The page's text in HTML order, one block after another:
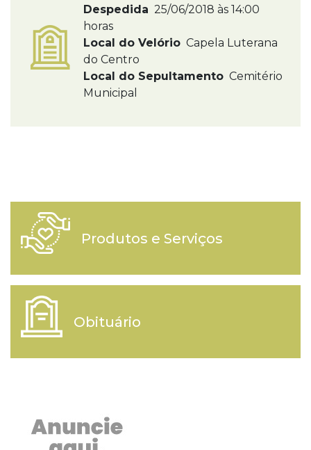
Despedida 25/06/2018 às 14:00
horas
Local do Velório Capela Luterana
do Centro
Local do Sepultamento Cemitério
Municipal
Produtos e Serviços
Obituário